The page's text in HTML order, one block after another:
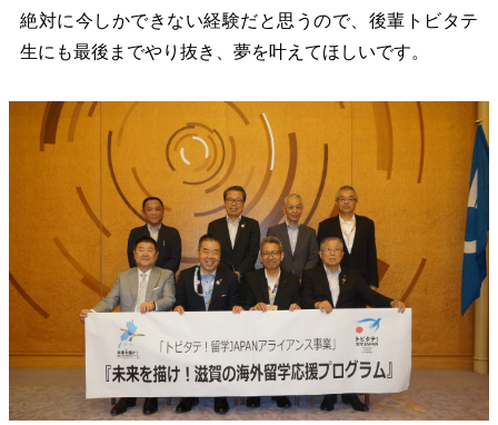
絶対に今しかできない経験だと思うので、後輩トビタテ
生にも最後までやり抜き、夢を叶えてほしいです。